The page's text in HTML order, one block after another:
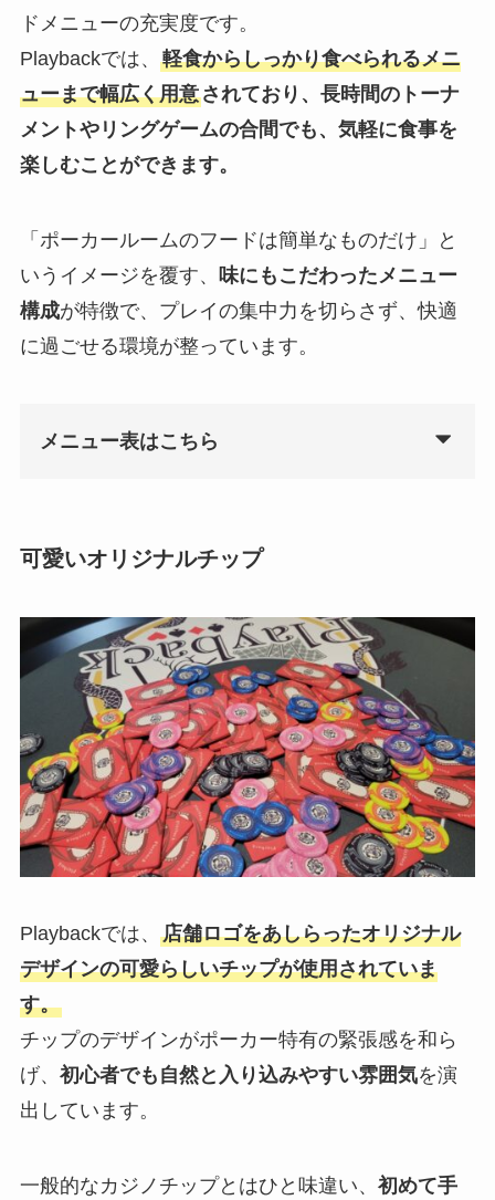
ドメニューの充実度です。
Playbackでは、 軽食からしっかり食べられるメニ
ューまで幅広く用意されており、長時間のトーナ
メントやリングゲームの合間でも、気軽に食事を
楽しむことができます。
「ポーカールームのフードは簡単なものだけ」と
いうイメージを覆す、
味にもこだわったメニュー
構成が特徴で、プレイの集中力を切らさず、快適
に過ごせる環境が整っています。
メニュー表はこちら
可愛いオリジナルチップ
Playbackでは、 店舗ロゴをあしらったオリジナル
デザインの可愛らしいチップが使用されていま
す。
チップのデザインがポーカー特有の緊張感を和ら
げ、 初心者でも自然と入り込みやすい雰囲気を演
出しています。
一般的なカジノチップとはひと味違い、 初めて手